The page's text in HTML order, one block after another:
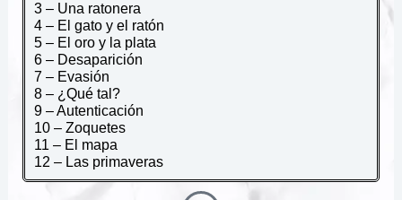
3 – Una ratonera
4 – El gato y el ratón
5 – El oro y la plata
6 – Desaparición
7 – Evasión
8 – ¿Qué tal?
9 – Autenticación
10 – Zoquetes
11 – El mapa
12 – Las primaveras